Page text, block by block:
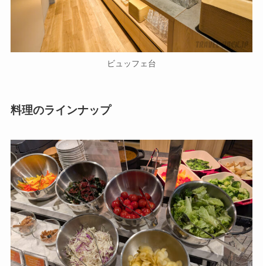
ビュッフェ台
料理のラインナップ